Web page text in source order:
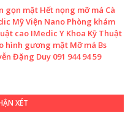
gọn mặt Hết nọng mỡ má Cà
Mỹ Viện Nano Phòng khám
cao IMedic Y Khoa Kỹ Thuật
hình gương mặt Mỡ má Bs
Đặng Duy 091 944 94 59
XÉT